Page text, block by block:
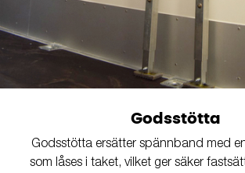
Godsstötta
Godsstötta ersätter spännband med
som låses i taket, vilket ger säker